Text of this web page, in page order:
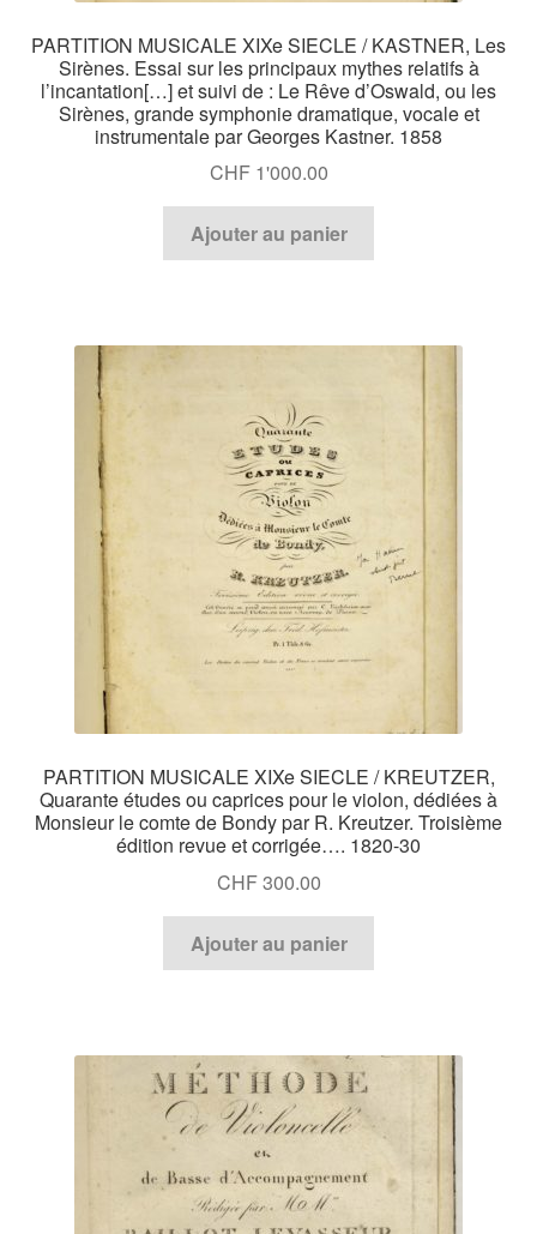
PARTITION MUSICALE XIXe SIECLE / KASTNER, Les
Sirènes. Essai sur les principaux mythes relatifs à
l’incantation[…] et suivi de : Le Rêve d’Oswald, ou les
Sirènes, grande symphonie dramatique, vocale et
instrumentale par Georges Kastner. 1858
CHF1'000.00
Ajouter au panier
PARTITION MUSICALE XIXe SIECLE / KREUTZER,
Quarante études ou caprices pour le violon, dédiées à
Monsieur le comte de Bondy par R. Kreutzer. Troisième
édition revue et corrigée…. 1820-30
CHF300.00
Ajouter au panier